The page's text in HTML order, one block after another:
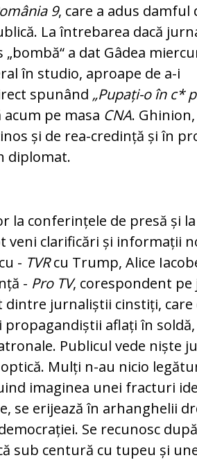
9, care a adus damful
La întrebarea dacă
a dat Gâdea
în studio, aproape de a-i
spu­nând „Pupați-o în c*
acum pe masa CNA.
și de rea-credință și în
diplo­mat.
la confe­rințele de presă și la
clarificări și informații
- TVRcu Trump, Alice
- Pro TV, co­res­pondent pe
dintre jurnaliștii cinstiți, care
aflați în
Publicul vede niște
Mulți n-au nicio
ima­ginea unei fracturi
se erijează în ar­hanghelii
Se recunosc
sub cen­tură cu tupeu și